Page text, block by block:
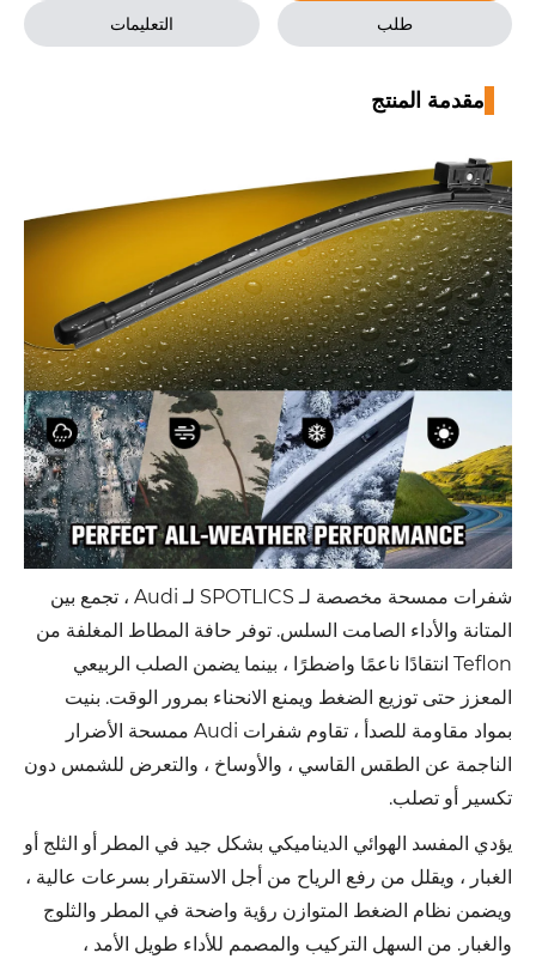
طلب التعليمات
مقدمة المنتج
شفرات ممسحة مخصصة لـ SPOTLICS لـ Audi ، تجمع بين
المتانة والأداء الصامت السلس. توفر حافة المطاط المغلفة من
Teflon انتقادًا ناعمًا واضطرًا ، بينما يضمن الصلب الربيعي
المعزز حتى توزيع الضغط ويمنع الانحناء بمرور الوقت. بنيت
بمواد مقاومة للصدأ ، تقاوم شفرات Audi ممسحة الأضرار
الناجمة عن الطقس القاسي ، والأوساخ ، والتعرض للشمس دون
تكسير أو تصلب.
يؤدي المفسد الهوائي الديناميكي بشكل جيد في المطر أو الثلج أو
الغبار ، ويقلل من رفع الرياح من أجل الاستقرار بسرعات عالية ،
ويضمن نظام الضغط المتوازن رؤية واضحة في المطر والثلوج
والغبار. من السهل التركيب والمصمم للأداء طويل الأمد ،